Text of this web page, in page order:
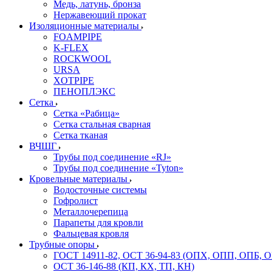
Медь, латунь, бронза
Нержавеющий прокат
Изоляционные материалы
FOAMPIPE
K-FLEX
ROCKWOOL
URSA
XOTPIPE
ПЕНОПЛЭКС
Сетка
Сетка «Рабица»
Сетка стальная сварная
Сетка тканая
ВЧШГ
Трубы под соединение «RJ»
Трубы под соединение «Tyton»
Кровельные материалы
Водосточные системы
Гофролист
Металлочерепица
Парапеты для кровли
Фальцевая кровля
Трубные опоры
ГОСТ 14911-82, ОСТ 36-94-83 (ОПХ, ОПП, ОПБ,
ОСТ 36-146-88 (КП, КХ, ТП, КН)